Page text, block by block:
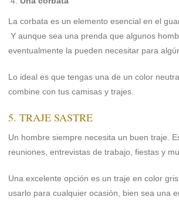
La corbata es un elemento esencial en el
Y aunque sea una prenda que algunos
eventualmente la pueden necesitar para
Lo ideal es que tengas una de un color
combine con tus camisas y trajes.
5. TRAJE SASTRE
Un hombre siempre necesita un buen traje.
reuniones, entrevistas de trabajo, fiestas y
Una excelente opción es un traje en color
usarlo para cualquier ocasión, bien sea una